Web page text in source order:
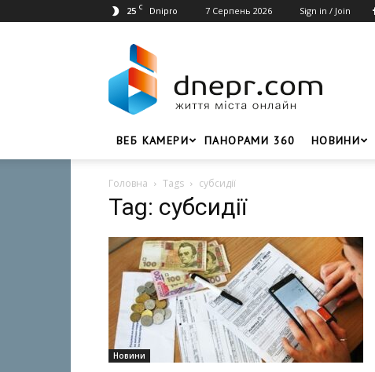
25 C Dnipro 7 Серпень 2026 Sign in / Join
Головний
портал
Дніпра
ВЕБ КАМЕРИ ПАНОРАМИ 360 НОВИНИ
Головна Tags субсидії
Tag: субсидії
Новини